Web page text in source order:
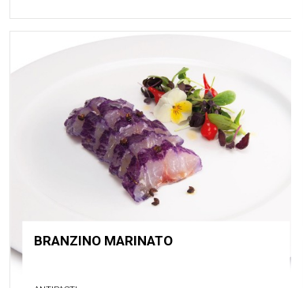
BRANZINO MARINATO